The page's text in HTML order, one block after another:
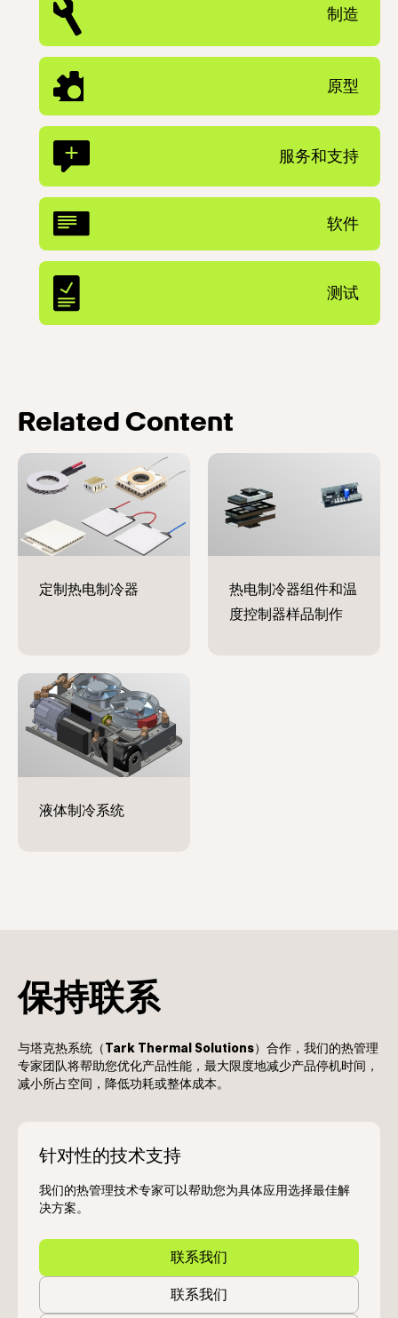
制造
原型
服务和支持
软件
测试
Related Content
保持联系
与塔克热系统（ Tark Thermal Solutions）合作，我们的热管理
专家团队将帮助您优化产品性能，最大限度地减少产品停机时间，
减小所占空间，降低功耗或整体成本。
针对性的技术支持
我们的热管理技术专家可以帮助您为具体应用选择最佳解
决方案。
联系我们
联系我们